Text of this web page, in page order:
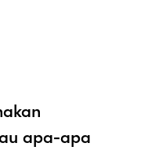
apa-apa